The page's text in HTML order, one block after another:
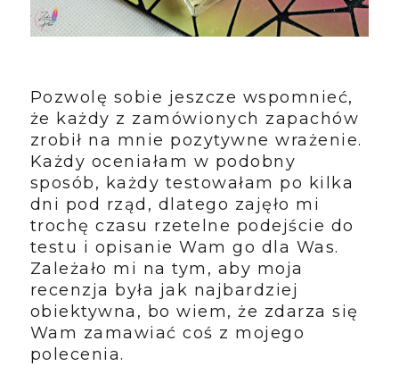
Pozwolę sobie jeszcze wspomnieć,
że każdy z zamówionych zapachów
zrobił na mnie pozytywne wrażenie.
Każdy oceniałam w podobny
sposób, każdy testowałam po kilka
dni pod rząd, dlatego zajęło mi
trochę czasu rzetelne podejście do
testu i opisanie Wam go dla Was.
Zależało mi na tym, aby moja
recenzja była jak najbardziej
obiektywna, bo wiem, że zdarza się
Wam zamawiać coś z mojego
polecenia.